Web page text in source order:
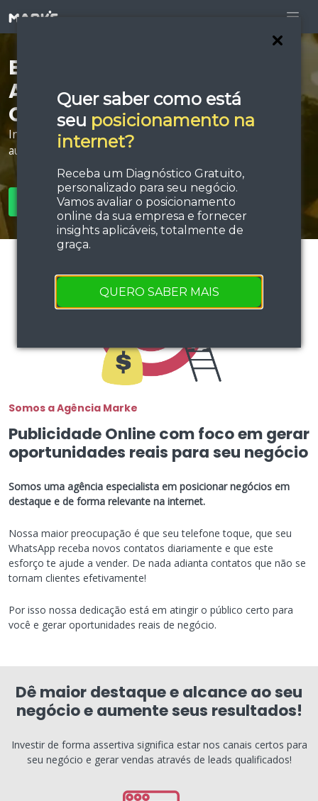
Quer saber como está
seu posicionamento na
internet?
Receba um Diagnóstico Gratuito,
personalizado para seu negócio.
Vamos avaliar o posicionamento
online da sua empresa e fornecer
insights aplicáveis, totalmente de
graça.
QUERO SABER MAIS
Está procurando por
Agência de Publicidade
Online em São Roque?
Invista em estratégias de tráfego e performance e
aumente sua força de vendas!
SOLICITAR ORÇAMENTO
Somos a Agência Marke
Publicidade Online com foco em gerar
oportunidades reais para seu negócio
Somos uma agência especialista em posicionar negócios em
destaque e de forma relevante na internet.
Nossa maior preocupação é que seu telefone toque, que seu
WhatsApp receba novos contatos diariamente e que este
esforço te ajude a vender. De nada adianta contatos que não se
tornam clientes efetivamente!
Por isso nossa dedicação está em atingir o público certo para
você e gerar oportunidades reais de negócio.
Dê maior destaque e alcance ao seu
negócio e aumente seus resultados!
Investir de forma assertiva significa estar nos canais certos para
seu negócio e gerar vendas através de leads qualificados!